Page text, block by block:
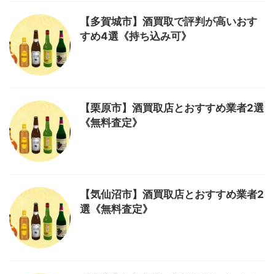
【多賀城市】酒買取で評判が高いおす
すめ4選《持ち込み可》
【栗原市】酒買取店とおすすめ業者2選
《無料査定》
【気仙沼市】酒買取店とおすすめ業者2
選《無料査定》